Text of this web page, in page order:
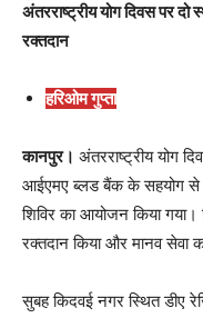
अंतरराष्ट्रीय योग दिवस पर दो
रक्तदान
हरिओम गुप्ता
कानपुर। अंतरराष्ट्रीय योग
आईएमए ब्लड बैंक के सहयोग से
शिविर का आयोजन किया
रक्तदान किया और मानव सेवा
सुबह किदवई नगर स्थित डीए